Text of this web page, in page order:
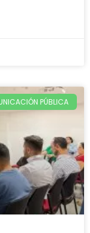
PÚBLICA